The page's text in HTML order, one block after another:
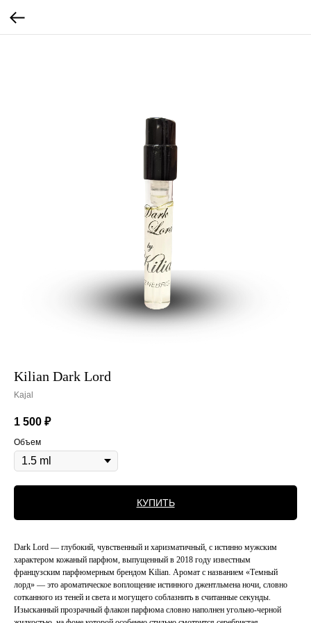
Kilian Dark Lord
Kajal
1 500 ₽
Объем
КУПИТЬ
Dark Lord — глубокий, чувственный и харизматичный, с истинно мужским
характером кожаный парфюм, выпущенный в 2018 году известным
французским парфюмерным брендом Kilian. Аромат с названием «Темный
лорд» — это ароматическое воплощение истинного джентльмена ночи, словно
сотканного из теней и света и могущего соблазнить в считанные секунды.
Изысканный прозрачный флакон парфюма словно наполнен угольно-черной